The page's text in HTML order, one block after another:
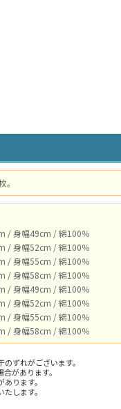
/ 身幅49cm / 綿100％
/ 身幅52cm / 綿100％
/ 身幅55cm / 綿100％
/ 身幅58cm / 綿100％
/ 身幅49cm / 綿100％
/ 身幅52cm / 綿100％
/ 身幅55cm / 綿100％
/ 身幅58cm / 綿100％
ずれがございます。
があります。
ります。
します。